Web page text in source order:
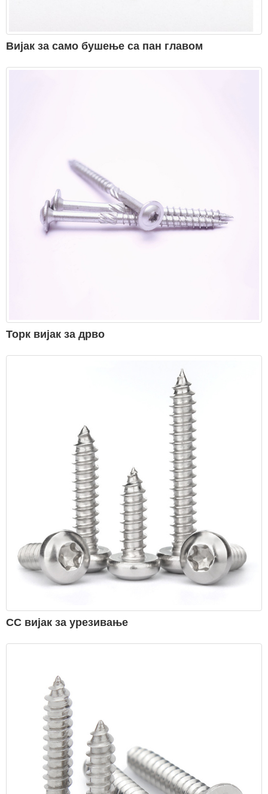
Вијак за само бушење са пан главом
Торк вијак за дрво
СС вијак за урезивање